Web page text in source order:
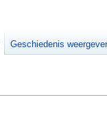
Geschiedenis